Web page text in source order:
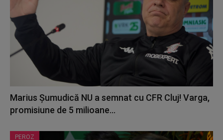
Marius Șumudică NU a semnat cu CFR Cluj! Varga,
promisiune de 5 milioane...
PEROZ